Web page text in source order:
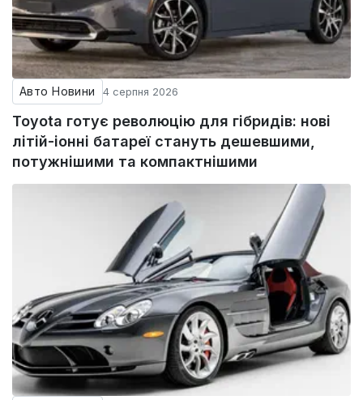
Авто Новини 4 серпня 2026
Toyota готує революцію для гібридів: нові
літій-іонні батареї стануть дешевшими,
потужнішими та компактнішими